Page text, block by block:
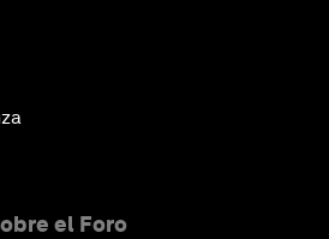
el Foro